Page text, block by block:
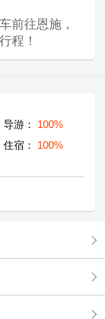
前往恩施，
程！
导游：
100%
住宿： 100%